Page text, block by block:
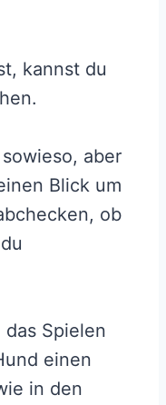
kannst du
aber
Blick um
ob
Spielen
einen
in den